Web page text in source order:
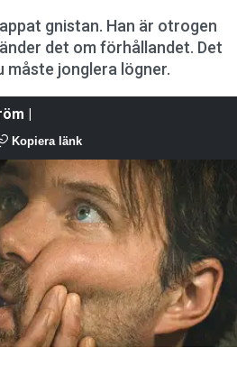
gnistan. Han är otrogen
det om förhållandet. Det
måste jonglera lögner.
|
Kopiera länk